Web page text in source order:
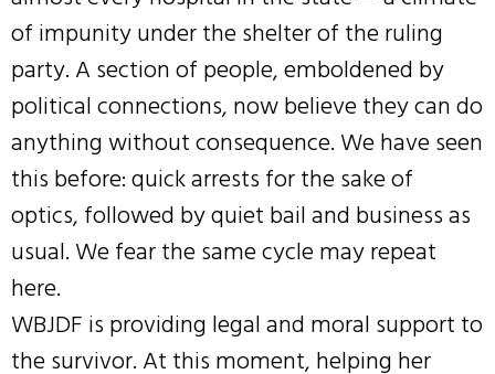
of impunity under the shelter of the ruling
party. A section of people, emboldened by
political connections, now believe they can do
anything without consequence. We have seen
this before: quick arrests for the sake of
optics, followed by quiet bail and business as
usual. We fear the same cycle may repeat
here.
WBJDF is providing legal and moral support to
the survivor. At this moment, helping her